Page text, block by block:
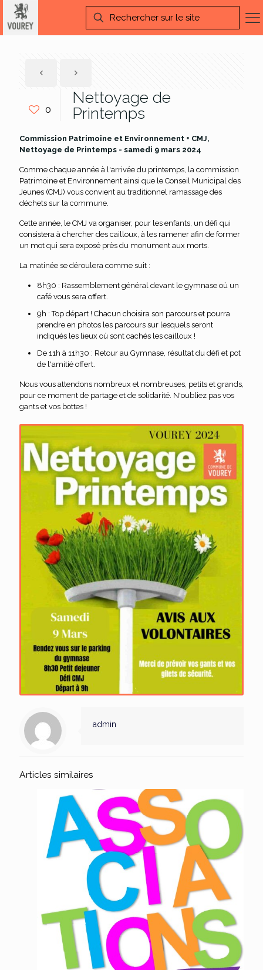
0
Nettoyage de
Printemps
Commission Patrimoine et Environnement + CMJ,
Nettoyage de Printemps - samedi 9 mars 2024
Comme chaque année à l'arrivée du printemps, la commission
Patrimoine et Environnement ainsi que le Conseil Municipal des
Jeunes (CMJ) vous convient au traditionnel ramassage des
déchets sur la commune.
Cette année, le CMJ va organiser, pour les enfants, un défi qui
consistera à chercher des cailloux, à les ramener afin de former
un mot qui sera exposé près du monument aux morts.
La matinée se déroulera comme suit :
8h30 : Rassemblement général devant le gymnase où un
café vous sera offert.
9h : Top départ ! Chacun choisira son parcours et pourra
prendre en photos les parcours sur lesquels seront
indiqués les lieux où sont cachés les cailloux !
De 11h à 11h30 : Retour au Gymnase, résultat du défi et pot
de l'amitié offert.
Nous vous attendons nombreux et nombreuses, petits et grands,
pour ce moment de partage et de solidarité. N'oubliez pas vos
gants et vos bottes !
admin
Articles similaires